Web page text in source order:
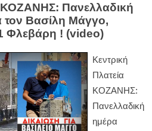
ΚΟΖΑΝΗΣ: Πανελλαδική
τον Βασίλη Μάγγο,
Φλεβάρη ! (video)
Κεντρική
Πλατεία
ΚΟΖΑΝΗΣ:
Πανελλαδική
ημέρα